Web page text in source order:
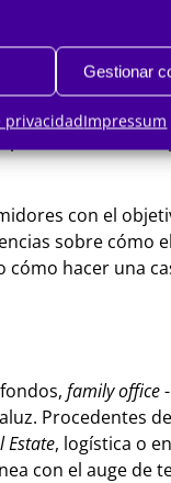
Gestionar
privacidadImpressum
residencia y
de Málaga,
también
con el
sobre cómo
hacer una
family office
Procedentes
Estate, logística o
con el auge